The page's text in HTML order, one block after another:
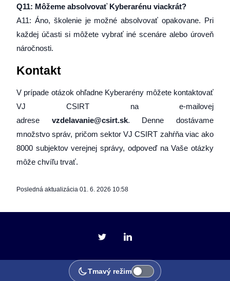
Q11: Môžeme absolvovať Kyberarénu viackrát?
A11: Áno, školenie je možné absolvovať opakovane. Pri
každej účasti si môžete vybrať iné scenáre alebo úroveň
náročnosti.
Kontakt
V prípade otázok ohľadne Kyberarény môžete kontaktovať
VJ CSIRT na e-mailovej
adrese vzdelavanie@csirt.sk. Denne dostávame
množstvo správ, pričom sektor VJ CSIRT zahŕňa viac ako
8000 subjektov verejnej správy, odpoveď na Vaše otázky
môže chvíľu trvať.
Posledná aktualizácia 01. 6. 2026 10:58
Tmavý režim